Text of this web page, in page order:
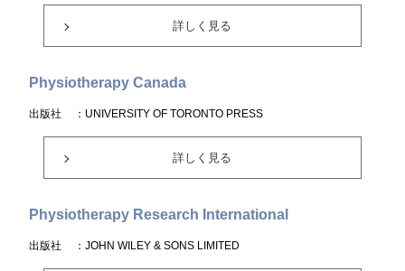
詳しく見る
Physiotherapy Canada
出版社 ：UNIVERSITY OF TORONTO PRESS
詳しく見る
Physiotherapy Research International
出版社 ：JOHN WILEY & SONS LIMITED